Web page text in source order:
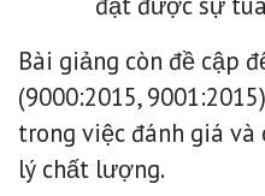
Bài giảng còn đề cập
(9000:2015,
trong việc đánh giá
lý chất lượng.